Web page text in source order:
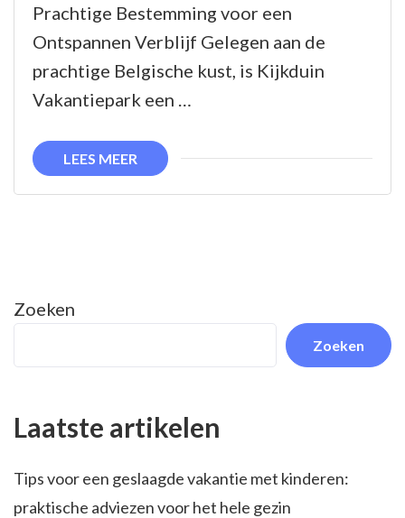
Prachtige Bestemming voor een
Ontspannen Verblijf Gelegen aan de
prachtige Belgische kust, is Kijkduin
Vakantiepark een …
LEES MEER
Zoeken
Zoeken
Laatste artikelen
Tips voor een geslaagde vakantie met kinderen:
praktische adviezen voor het hele gezin